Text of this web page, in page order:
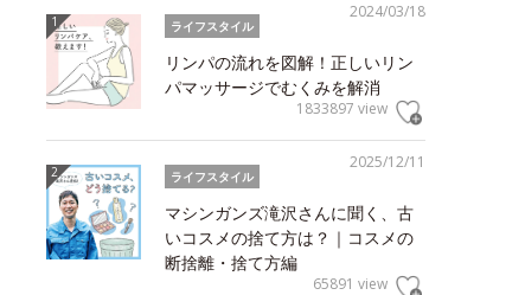
2024/03/18
ライフスタイル
リンパの流れを図解！正しいリン
パマッサージでむくみを解消
1833897 view
2025/12/11
ライフスタイル
マシンガンズ滝沢さんに聞く、古
いコスメの捨て方は？｜コスメの
断捨離・捨て方編
65891 view